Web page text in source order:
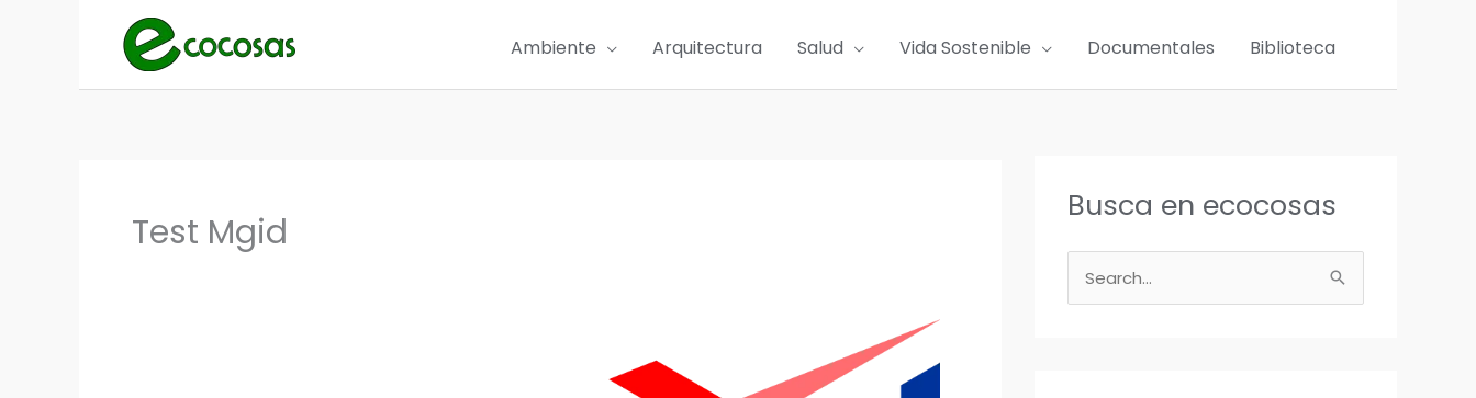
Ambiente Arquitectura Salud Vida Sostenible Documentales Biblioteca
Test Mgid
Busca en ecocosas
u